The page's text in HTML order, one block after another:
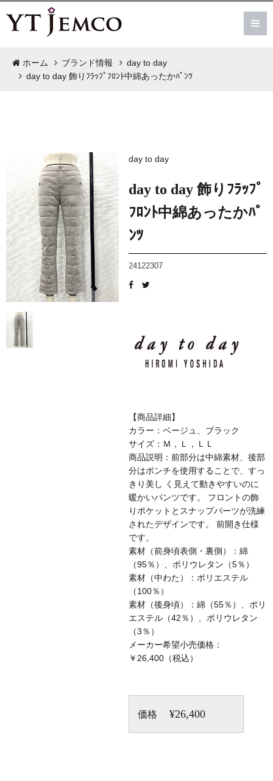
ホーム ブランド情報
day to day
day to day 飾りﾌﾗｯﾌﾟﾌﾛﾝﾄ中綿あったかﾊﾟﾝﾂ
day to day
day to day 飾りﾌﾗｯﾌﾟ
ﾌﾛﾝﾄ中綿あったかﾊﾟ
ﾝﾂ
24122307
【商品詳細】
カラー：ベージュ、ブラック
サイズ：Ｍ，Ｌ，ＬＬ
商品説明：前部分は中綿素材、後部
分はポンチを使用することで、すっ
きり美し く見えて動きやすいのに
暖かいパンツです。 フロントの飾
りポケットとスナップパーツが洗練
されたデザインです。 前開き仕様
です。
素材（前身頃表側・裏側）：綿
（95％）、ポリウレタン（5％）
素材（中わた）：ポリエステル
（100％）
素材（後身頃）：綿（55％）、ポリ
エステル（42％）、ポリウレタン
（3％）
メーカー希望小売価格：
￥26,400（税込）
価格 ¥26,400